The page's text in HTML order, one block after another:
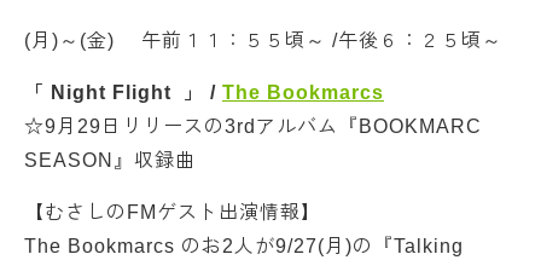
(月)～(金) 午前１１：５５頃～ /午後６：２５頃～
「 Night Flight 」 / The Bookmarcs
☆9月29日リリースの3rdアルバム『BOOKMARC
SEASON』収録曲
【むさしのFMゲスト出演情報】
The Bookmarcs のお2人が9/27(月)の『Talking